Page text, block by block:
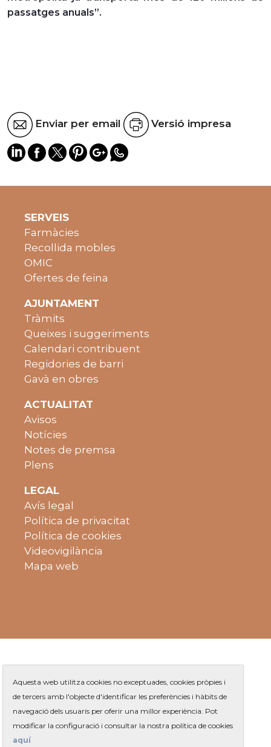
passatges anuals”.
Enviar per email Versió impresa
SERVEIS
Farmàcies
Recollida mobles
OMIC
Ofertes de feina
AJUNTAMENT
Tràmits
Queixes i suggeriments
Calendari contribuent
Regidories de barri
Gavà en obres
ACTUALITAT
Avisos
Notícies
Notes de premsa
Plens
LEGAL
Avís legal
Política de privacitat
Política de cookies
Videovigilància
Mapa web
Plaça de Jaume Balmes s/n
Aquesta web utilitza cookies no exceptuades, cookies pròpies i
de tercers amb l'objecte d'identificar les preferències i hàbits de
navegació dels usuaris per oferir una millor experiència. Pot
modificar la configuració i consultar la nostra política de cookies
aquí